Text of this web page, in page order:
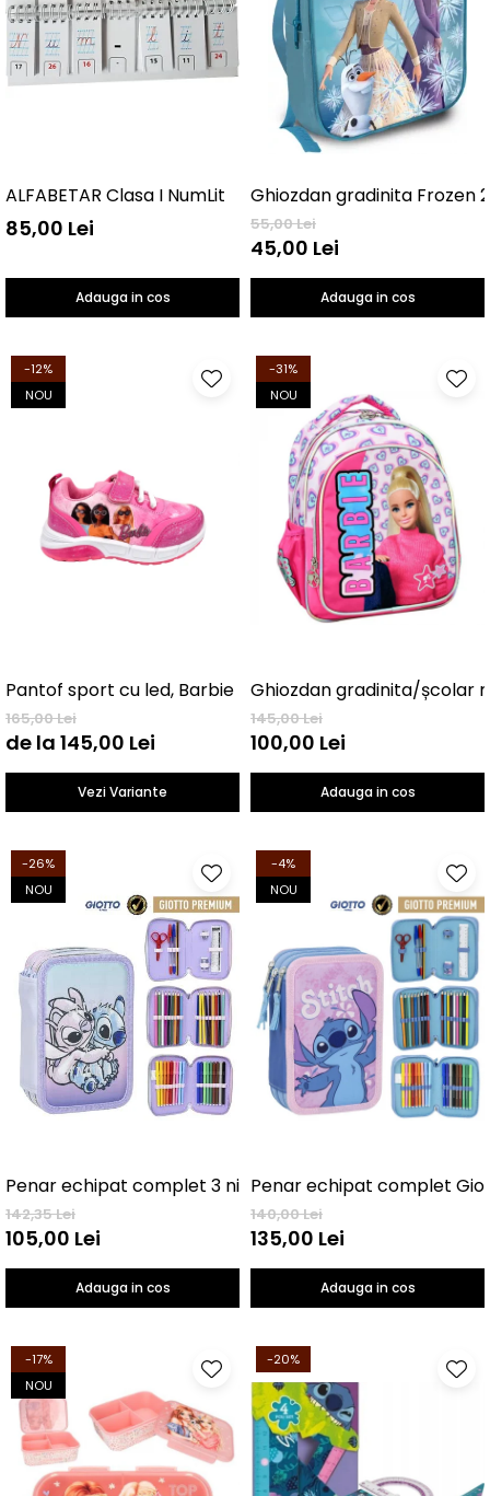
ALFABETAR Clasa I NumLit
85,00 Lei
Adauga in cos
Ghiozdan gradinita Frozen
55,00 Lei
45,00 Lei
Adauga in cos
-12%
NOU
Pantof sport cu led, Barbie
165,00 Lei
de la 145,00 Lei
Vezi Variante
-31%
NOU
145,00 Lei
100,00 Lei
Adauga in cos
-26%
NOU
Penar echipat complet 3 nivele Lilo & Stitch
142,35 Lei
105,00 Lei
Adauga in cos
-4%
NOU
140,00 Lei
135,00 Lei
Adauga in cos
-17%
NOU
-20%